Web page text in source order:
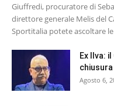
Giuffredi, procuratore di
direttore generale Melis del
Sportitalia potete ascoltare
Ex Ilva:
Agosto 6,